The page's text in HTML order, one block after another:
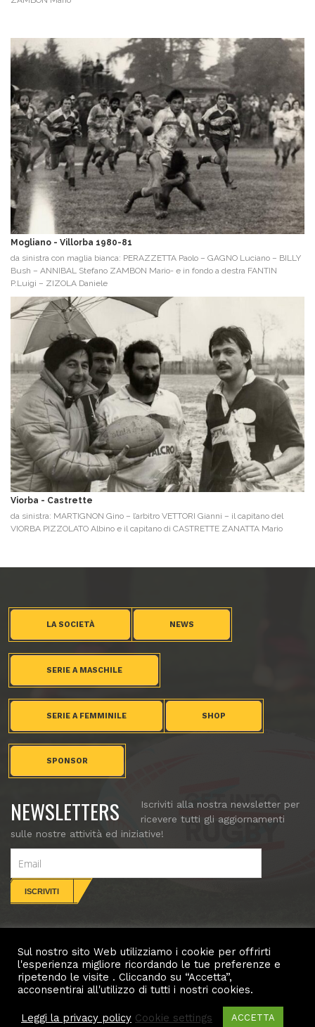
Mogliano - Villorba 1980-81
da sinistra con maglia bianca: PERAZZETTA Paolo – GAGNO Luciano – BILLY
Bush – ANNIBAL Stefano ZAMBON Mario- e in fondo a destra FANTIN
P.Luigi – ZIZOLA Daniele
Viorba - Castrette
da sinistra: MARTIGNON Gino – l’arbitro VETTORI Gianni – il capitano del
VIORBA PIZZOLATO Albino e il capitano di CASTRETTE ZANATTA Mario
LA SOCIETÀ NEWS
SERIE A MASCHILE
SERIE A FEMMINILE SHOP
SPONSOR
NEWSLETTERS
Iscriviti alla nostra newsletter per
ricevere tutti gli aggiornamenti
sulle nostre attività ed iniziative!
CONTATTI
Copyright (c) Villorba Rugby. All rights reserved.
Sul nostro sito Web utilizziamo i cookie per offrirti
l'esperienza migliore ricordando le tue preferenze e
ripetendo le visite . Cliccando su “Accetta”,
acconsentirai all'utilizzo di tutti i nostri cookies.
Leggi la privacy policy Cookie settings ACCETTA